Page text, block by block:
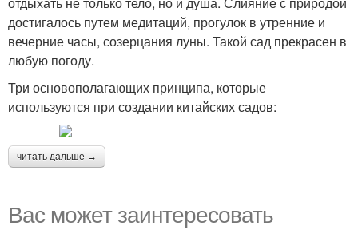
достигалось путем медитаций, прогулок в утренние и
вечерние часы, созерцания луны. Такой сад прекрасен в
любую погоду.
Три основополагающих принципа, которые
используются при создании китайских садов:
читать дальше →
Вас может заинтересовать